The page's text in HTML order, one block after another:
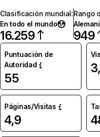
Clasificación mundial:
En todo el mundo
16.259
Rango
949
Puntuación de
Autoridad
55
Páginas/Visitas
4,9